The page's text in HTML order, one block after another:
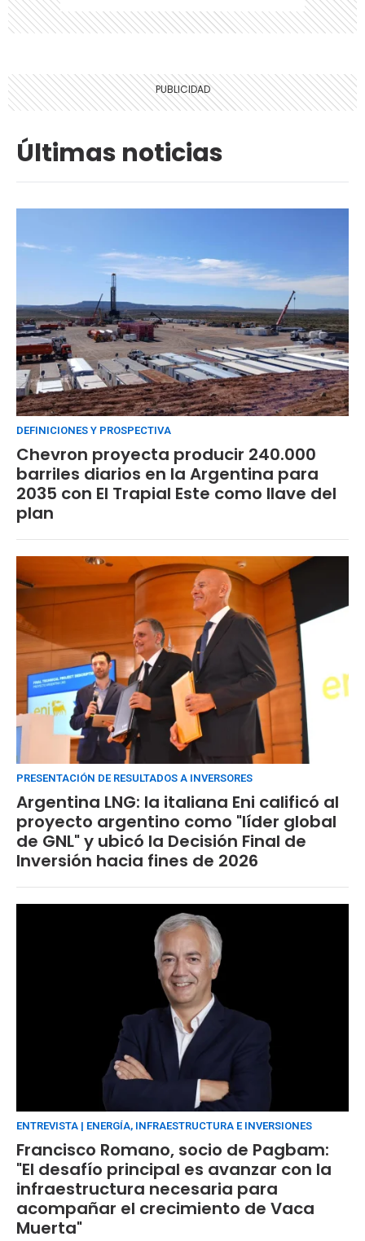
Últimas noticias
DEFINICIONES Y PROSPECTIVA
Chevron proyecta producir 240.000
barriles diarios en la Argentina para
2035 con El Trapial Este como llave del
plan
PRESENTACIÓN DE RESULTADOS A INVERSORES
Argentina LNG: la italiana Eni calificó al
proyecto argentino como "líder global
de GNL" y ubicó la Decisión Final de
Inversión hacia fines de 2026
ENTREVISTA | ENERGÍA, INFRAESTRUCTURA E INVERSIONES
Francisco Romano, socio de Pagbam:
"El desafío principal es avanzar con la
infraestructura necesaria para
acompañar el crecimiento de Vaca
Muerta"